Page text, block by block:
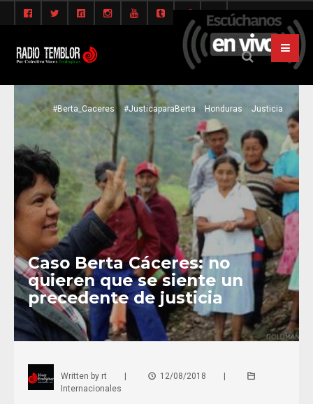
#Berta_Caceres #JusticaparaBerta Honduras Justicia
Caso Berta Cáceres: no
quieren que se siente un
precedente de justicia
Written by rt 12/08/2018
Internacionales